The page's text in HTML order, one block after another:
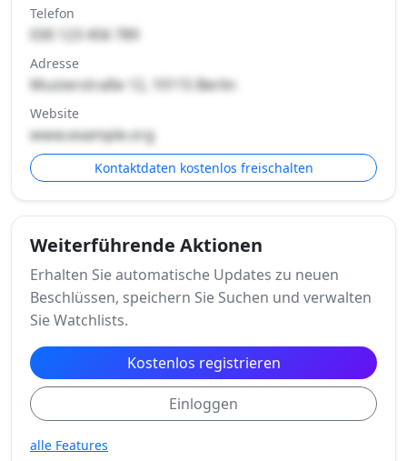
Telefon
030 123 456 789
Adresse
Musterstraße 12, 10115 Berlin
Website
www.example.org
Kontaktdaten kostenlos freischalten
Weiterführende Aktionen
Erhalten Sie automatische Updates zu neuen
Beschlüssen, speichern Sie Suchen und verwalten
Sie Watchlists.
Kostenlos registrieren
Einloggen
alle Features